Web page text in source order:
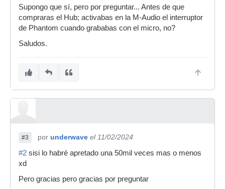
Supongo que sí, pero por preguntar... Antes de que
compraras el Hub; activabas en la M-Audio el interruptor
de Phantom cuando grababas con el micro, no?
Saludos.
#3 por underwave el 11/02/2024
#2 sisi lo habré apretado una 50mil veces mas o menos
xd
Pero gracias pero gracias por preguntar